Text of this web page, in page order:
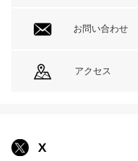
お問い合わせ
アクセス
X